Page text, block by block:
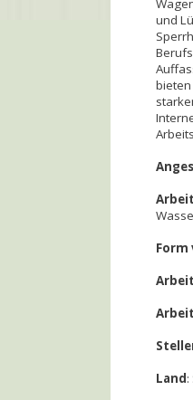
und
Form
Land